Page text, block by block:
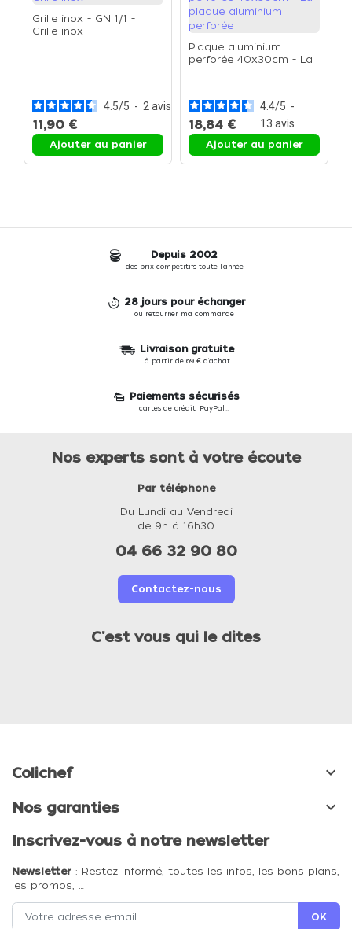
Grille inox - GN 1/1 -
Grille inox
4.5/5 - 2avis
11,90 €
Ajouter au panier
Plaque aluminium
perforée 40x30cm - La
4.4/5 -
13 avis
18,84 €
Ajouter au panier
Depuis 2002
des prix compétitifs toute l'année
28 jours pour échanger
ou retourner ma commande
Livraison gratuite
à partir de 69 € d'achat
Paiements sécurisés
cartes de crédit, PayPal...
Nos experts sont à votre écoute
Par téléphone
Du Lundi au Vendredi
de 9h à 16h30
04 66 32 90 80
Contactez-nous
C'est vous qui le dites
Colichef 
Nos garanties 
Inscrivez-vous à notre newsletter
Newsletter : Restez informé, toutes les infos, les bons plans,
les promos, …